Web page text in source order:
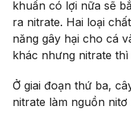
khuẩn có lợi nữa sẽ
ra nitrate. Hai loại
năng gây hại cho cá
khác nhưng nitrate
Ở giai đoạn thứ ba,
nitrate làm nguồn